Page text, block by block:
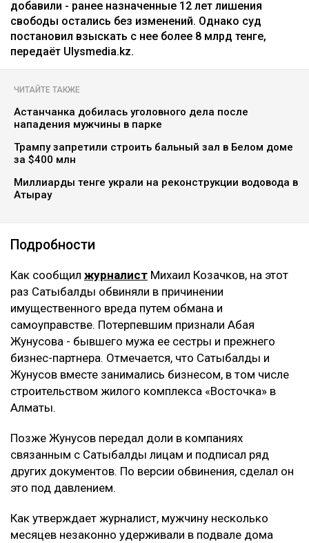
добавили - ранее назначенные 12 лет лишения
свободы остались без изменений. Однако суд
постановил взыскать с нее более 8 млрд тенге,
передаёт Ulysmedia.kz.
ЧИТАЙТЕ ТАКЖЕ
Астанчанка добилась уголовного дела после
нападения мужчины в парке
Трампу запретили строить бальный зал в Белом доме
за $400 млн
Миллиарды тенге украли на реконструкции водовода в
Атырау
Подробности
Как сообщил журналист Михаил Козачков, на этот
раз Сатыбалды обвиняли в причинении
имущественного вреда путем обмана и
самоуправстве. Потерпевшим признали Абая
Жунусова - бывшего мужа ее сестры и прежнего
бизнес-партнера. Отмечается, что Сатыбалды и
Жунусов вместе занимались бизнесом, в том числе
строительством жилого комплекса «Восточка» в
Алматы.
Позже Жунусов передал доли в компаниях
связанным с Сатыбалды лицам и подписал ряд
других документов. По версии обвинения, сделал он
это под давлением.
Как утверждает журналист, мужчину несколько
месяцев незаконно удерживали в подвале дома